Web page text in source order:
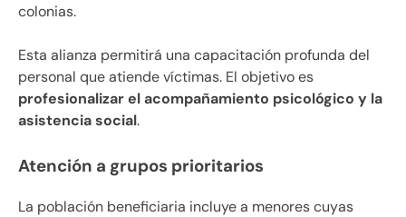
colonias.
Esta alianza permitirá una capacitación profunda del
personal que atiende víctimas. El objetivo es
profesionalizar el acompañamiento psicológico y la
asistencia social.
Atención a grupos prioritarios
La población beneficiaria incluye a menores cuyas